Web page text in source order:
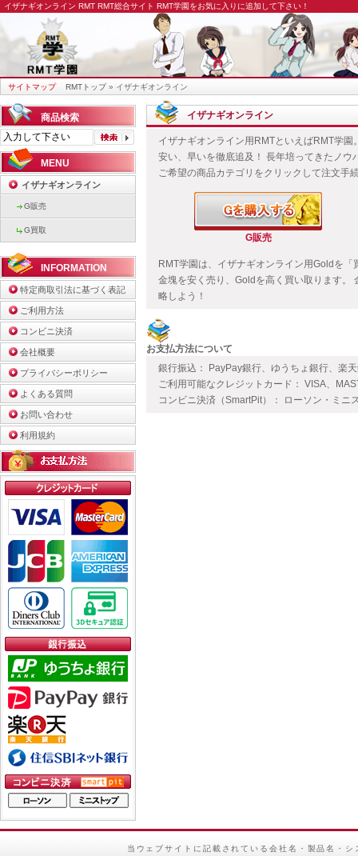
イザナギオンライン RMT RMT総合サイト RMT学園をお気に入りに追加して下さい！
サイトマップ RMTトップ» イザナギオンライン
商品検索
MENU
イザナギオンライン
G販売
G買取
INFORMATION
特定商取引法に基づく表記
ご利用方法
コンビニ決済
会社概要
プライバシーポリシー
よくある質問
お問い合わせ
利用規約
イザナギオンライン
イザナギオンライン用RMTといえばRMT学園
安い、早いを徹底追及！ 長年培ってきたノ
ご希望の商品カテゴリをクリックして注文手
G販売
RMT学園は、イザナギオンライン用Goldを
金塊を安く売り、Goldを高く買い取ります。
略しよう！
お支払方法について
銀行振込： PayPay銀行、ゆうちょ銀行、楽
ご利用可能なクレジットカード： VISA、
コンビニ決済（SmartPit）： ローソン・ミニ
当ウェブサイトに記載されている会社名・製品名・